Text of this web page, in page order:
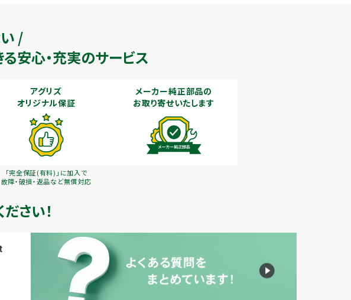
/
安心・充実のサービス
アグリズ
オリジナル保証
「完全保証(有料)」に加入で
故障・破損・返品など無償対応
メーカー純正部品の
お取り寄せいたします
さい！